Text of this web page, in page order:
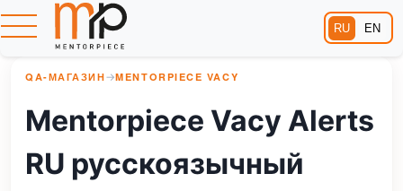
RU EN
QA-МАГАЗИН→MENTORPIECE VACY
Mentorpiece Vacy Alerts
RU русскоязычный